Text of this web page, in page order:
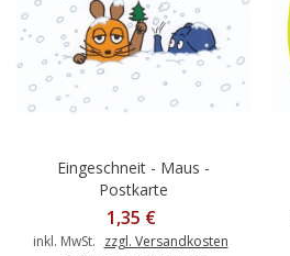
In den Warenkorb
Eingeschneit - Maus -
Postkarte
1,35 €
inkl. MwSt. zzgl. Versandkosten